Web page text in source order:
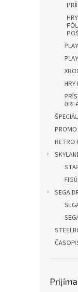
HRY
PROMO
RETRO
SEGA